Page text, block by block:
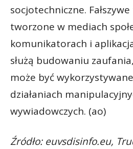
socjotechniczne.
tworzone w mediach
komunikatorach i
służą budowaniu
może być
działaniach
wywiadowczych. (ao)
Źródło: euvsdisinfo.eu,